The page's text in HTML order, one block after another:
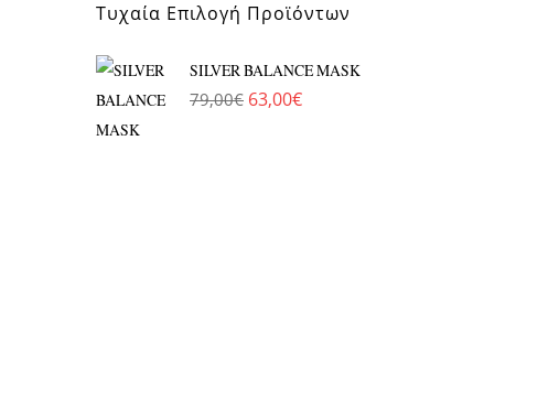
Τυχαία Επιλογή Προϊόντων
SILVER BALANCE MASK
79,00€ Original price was: 79,00€.
63,00€Η τρέχουσα τιμή είναι: 63,00€.